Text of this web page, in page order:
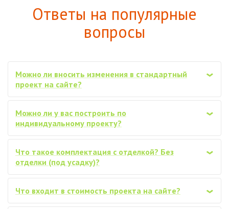
Ответы на популярные
вопросы
‹
Можно ли вносить изменения в стандартный
проект на сайте?
‹
Можно ли у вас построить по
индивидуальному проекту?
‹
Что такое комплектация с отделкой? Без
отделки (под усадку)?
‹
Что входит в стоимость проекта на сайте?